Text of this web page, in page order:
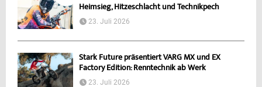
Heimsieg, Hitzeschlacht und Technikpech
23. Juli 2026
Stark Future präsentiert VARG MX und EX
Factory Edition: Renntechnik ab Werk
23. Juli 2026